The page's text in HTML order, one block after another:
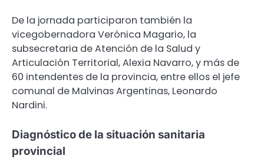
De la jornada participaron también la
vicegobernadora Verónica Magario, la
subsecretaria de Atención de la Salud y
Articulación Territorial, Alexia Navarro, y más de
60 intendentes de la provincia, entre ellos el jefe
comunal de Malvinas Argentinas, Leonardo
Nardini.
Diagnóstico de la situación sanitaria
provincial